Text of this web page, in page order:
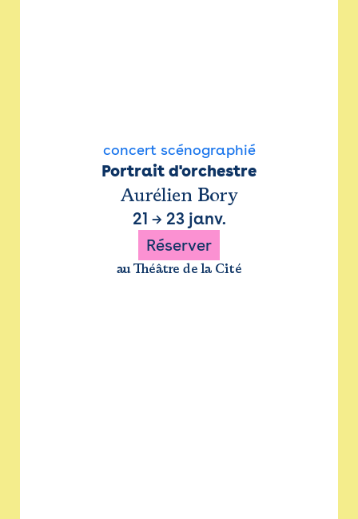
concert scénographié
Portrait d'orchestre
Aurélien Bory
21 → 23 janv.
Réserver
au Théâtre de la Cité